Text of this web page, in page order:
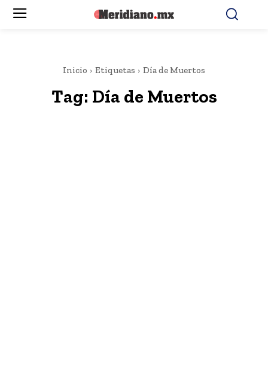
Inicio Etiquetas Día de Muertos
Tag: Día de Muertos